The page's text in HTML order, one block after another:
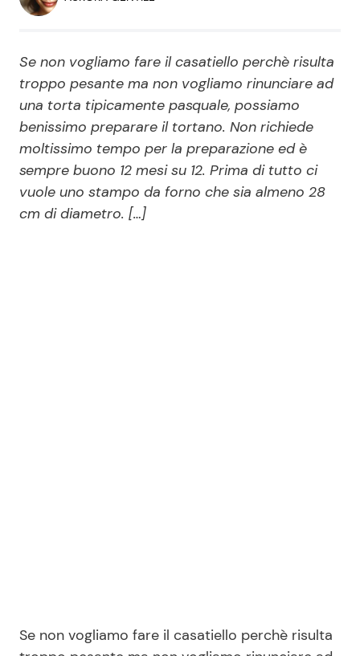
Economia
Persone Scomparse
Politica
Programmi TV
Reality e Talent
Soap Opera
ShowBiz
Se non vogliamo fare il casatiello perchè risulta
troppo pesante ma non vogliamo rinunciare ad
una torta tipicamente pasquale, possiamo
benissimo preparare il tortano. Non richiede
moltissimo tempo per la preparazione ed è
sempre buono 12 mesi su 12. Prima di tutto ci
vuole uno stampo da forno che sia almeno 28
cm di diametro. […]
Se non vogliamo fare il casatiello perchè risulta